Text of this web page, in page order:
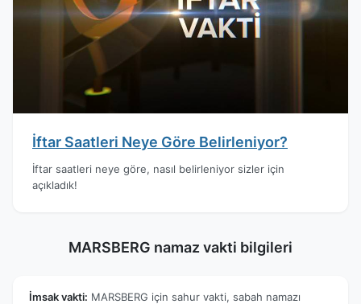
İftar Saatleri Neye Göre Belirleniyor?
İftar saatleri neye göre, nasıl belirleniyor sizler için
açıkladık!
MARSBERG namaz vakti bilgileri
İmsak vakti: MARSBERG için sahur vakti, sabah namazı